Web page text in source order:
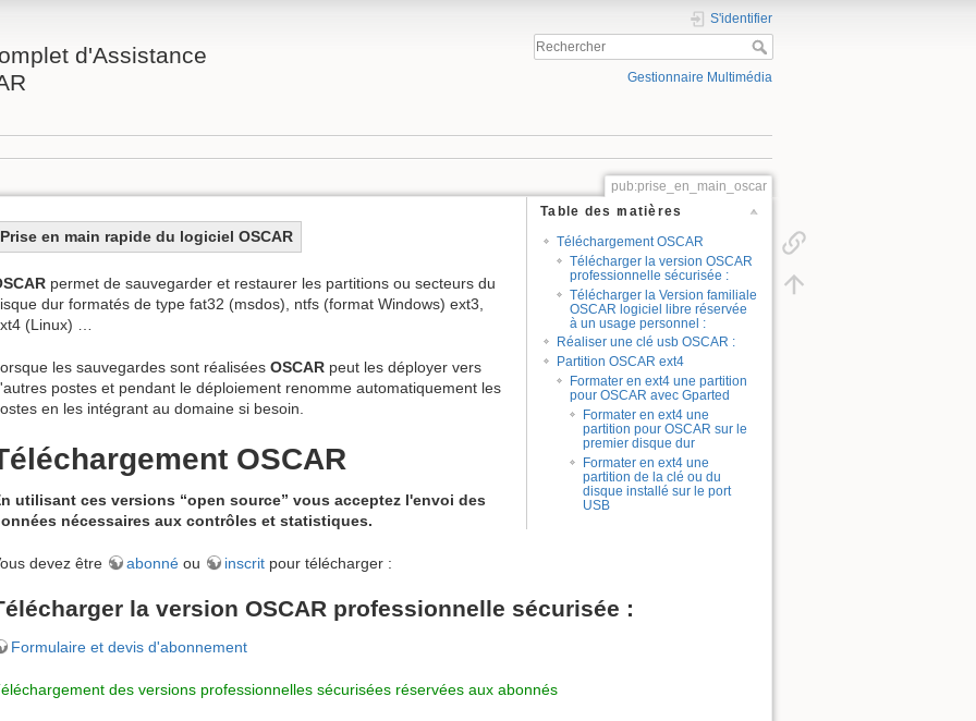
d'Assistance
S'identifier
Gestionnaire Multimédia
pub:prise_en_main_oscar
Table des matières
Téléchargement OSCAR
Télécharger la version OSCAR
professionnelle sécurisée :
Télécharger la Version familiale
OSCAR logiciel libre réservée
à un usage personnel :
Réaliser une clé usb OSCAR :
Partition OSCAR ext4
Formater en ext4 une partition
pour OSCAR avec Gparted
Formater en ext4 une
partition pour OSCAR sur le
premier disque dur
Formater en ext4 une
partition de la clé ou du
disque installé sur le port
USB
Prise en main rapide du logiciel OSCAR
permet de sauvegarder et restaurer les partitions ou secteurs du
dur formatés de type fat32 (msdos), ntfs (format Windows) ext3,
(Linux) …
les sauvegardes sont réalisées OSCAR peut les déployer vers
postes et pendant le déploiement renomme automatiquement les
en les intégrant au domaine si besoin.
OSCAR
utilisant ces versions “open source” vous acceptez l'envoi des
nécessaires aux contrôles et statistiques.
devez être abonné ou inscrit pour télécharger :
la version OSCAR professionnelle sécurisée :
Formulaire et devis d'abonnement
des versions professionnelles sécurisées réservées aux abonnés